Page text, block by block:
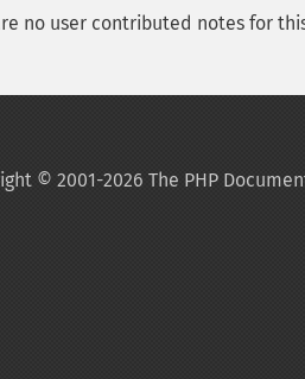
no user contributed notes for
© 2001-2026 The PHP